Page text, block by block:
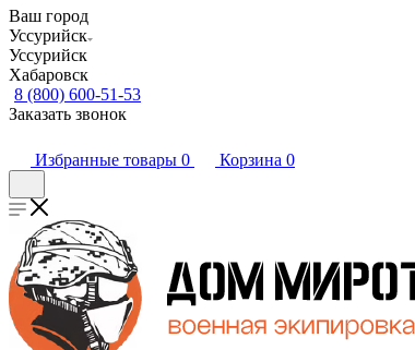
Ваш город
Уссурийск
Уссурийск
Хабаровск
8 (800) 600-51-53
Заказать звонок
Избранные товары 0 Корзина 0